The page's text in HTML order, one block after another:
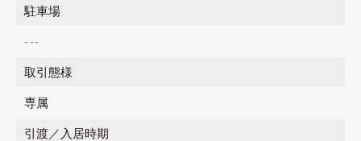
駐車場
---
取引態様
専属
引渡／入居時期